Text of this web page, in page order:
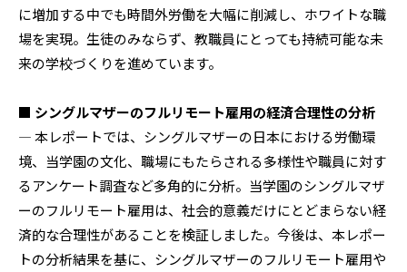
に増加する中でも時間外労働を大幅に削減し、ホワイトな職
場を実現。生徒のみならず、教職員にとっても持続可能な未
来の学校づくりを進めています。
■ シングルマザーのフルリモート雇用の経済合理性の分析
— 本レポートでは、シングルマザーの日本における労働環
境、当学園の文化、職場にもたらされる多様性や職員に対す
るアンケート調査など多角的に分析。当学園のシングルマザ
ーのフルリモート雇用は、社会的意義だけにとどまらない経
済的な合理性があることを検証しました。今後は、本レポー
トの分析結果を基に、シングルマザーのフルリモート雇用や